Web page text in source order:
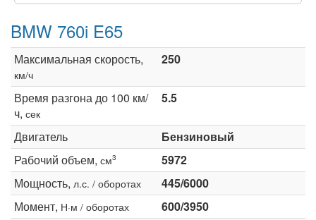
BMW 760i E65
Максимальная скорость,
км/ч
250
Время разгона до 100 км/
ч, сек
5.5
Двигатель
Бензиновый
Рабочий объем, см3
5972
Мощность, л.с. / оборотах
445/6000
Момент, Н·м / оборотах
600/3950